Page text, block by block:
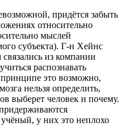
придётся забыть
относительно
мыслей
субъекта). Г-н Хейнс
из компании
распознавать
это возможно,
нельзя определить,
выберет человек и почему.
у них это неплохо